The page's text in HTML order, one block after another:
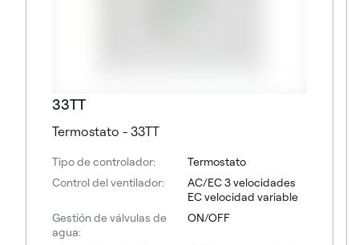
33TT
Termostato - 33TT
Tipo de controlador:
Termostato
Control del ventilador:
AC/EC 3 velocidades
EC velocidad variable
Gestión de válvulas de
agua:
ON/OFF